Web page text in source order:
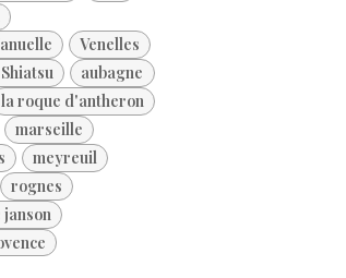
Venelles
aubagne
la roque d'antheron
marseille
meyreuil
rognes
janson